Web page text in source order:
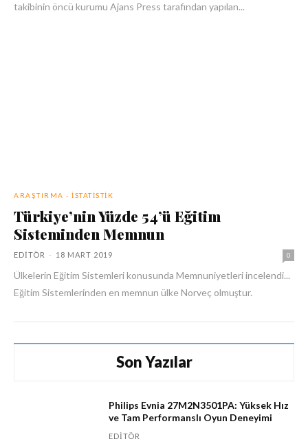
takibinin öncü kurumu Ajans Press tarafından yapılan...
ARAŞTIRMA - İSTATISTIK
Türkiye’nin Yüzde 54’ü Eğitim
Sisteminden Memnun
EDITÖR - 18 MART 2019 0
Ülkelerin Eğitim Sistemleri konusunda Memnuniyetleri incelendi...
Eğitim Sistemlerinden en memnun ülke Norveç olmuştur.
Son Yazılar
Philips Evnia 27M2N3501PA: Yüksek Hız
ve Tam Performanslı Oyun Deneyimi
EDITÖR